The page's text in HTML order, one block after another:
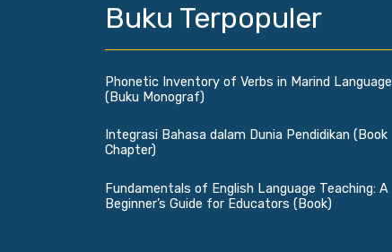
Buku Terpopuler
Phonetic Inventory of Verbs in Marind Language
(Buku Monograf)
Integrasi Bahasa dalam Dunia Pendidikan (Book
Chapter)
Fundamentals of English Language Teaching: A
Beginner’s Guide for Educators (Book)